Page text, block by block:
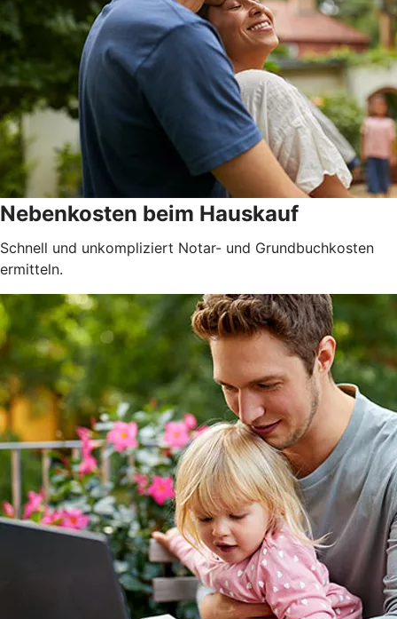
Nebenkosten beim Hauskauf
Schnell und unkompliziert Notar- und Grundbuchkosten
ermitteln.